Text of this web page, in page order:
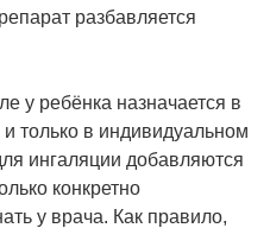
разбавляется
у ребёнка назначается в
только в индивидуальном
ингаляции добавляются
конкретно
у врача. Как правило,